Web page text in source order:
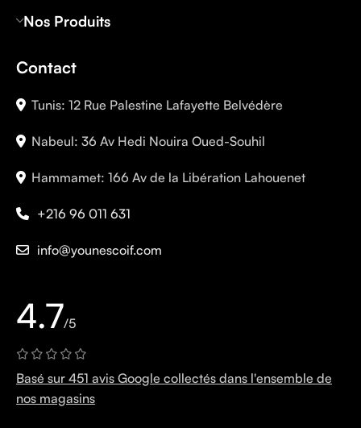
Nos Produits
Contact
Tunis: 12 Rue Palestine Lafayette Belvédère
Nabeul: 36 Av Hedi Nouira Oued-Souhil
Hammamet: 166 Av de la Libération Lahouenet
+216 96 011 631
info@younescoif.com
4.7/5
Basé sur 451 avis Google collectés dans l'ensemble de
nos magasins